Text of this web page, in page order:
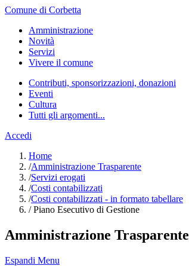
Comune di Corbetta
Amministrazione
Novità
Servizi
Vivere il comune
Contributi, sponsorizzazioni, donazioni
Eventi
Cultura
Tutti gli argomenti...
Accedi
Home
/Amministrazione Trasparente
/Servizi erogati
/Costi contabilizzati
/Costi contabilizzati - in formato tabellare
/Piano Esecutivo di Gestione
Amministrazione Trasparente
Espandi Menu